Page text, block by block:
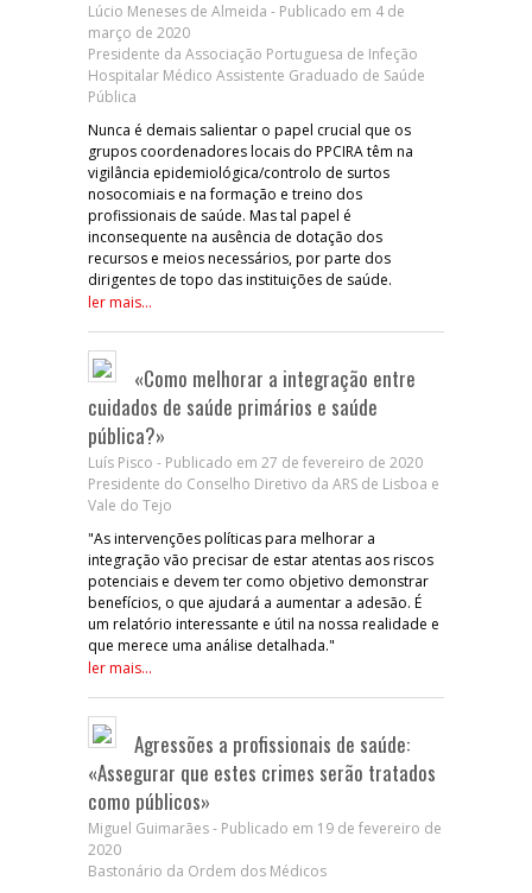
Lúcio Meneses de Almeida - Publicado em 4 de
março de 2020
Presidente da Associação Portuguesa de Infeção
Hospitalar Médico Assistente Graduado de Saúde
Pública
Nunca é demais salientar o papel crucial que os
grupos coordenadores locais do PPCIRA têm na
vigilância epidemiológica/controlo de surtos
nosocomiais e na formação e treino dos
profissionais de saúde. Mas tal papel é
inconsequente na ausência de dotação dos
recursos e meios necessários, por parte dos
dirigentes de topo das instituições de saúde.
ler mais...
«Como melhorar a integração entre
cuidados de saúde primários e saúde
pública?»
Luís Pisco - Publicado em 27 de fevereiro de 2020
Presidente do Conselho Diretivo da ARS de Lisboa e
Vale do Tejo
"As intervenções políticas para melhorar a
integração vão precisar de estar atentas aos riscos
potenciais e devem ter como objetivo demonstrar
benefícios, o que ajudará a aumentar a adesão. É
um relatório interessante e útil na nossa realidade e
que merece uma análise detalhada."
ler mais...
Agressões a profissionais de saúde:
«Assegurar que estes crimes serão tratados
como públicos»
Miguel Guimarães - Publicado em 19 de fevereiro de
2020
Bastonário da Ordem dos Médicos